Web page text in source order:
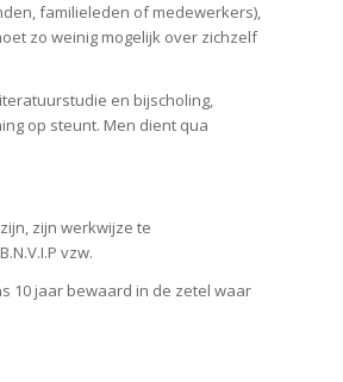
familieleden of medewerkers),
zo weinig mogelijk over zichzelf
en bijscholing,
op steunt. Men dient qua
zijn werkwijze te
vzw.
10 jaar bewaard in de zetel waar